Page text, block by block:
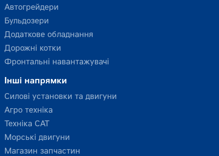
Автогрейдери
Бульдозери
Додаткове обладнання
Дорожні котки
Фронтальні навантажувачі
Інші напрямки
Силові установки та двигуни
Агро техніка
Техніка CAT
Морські двигуни
Магазин запчастин